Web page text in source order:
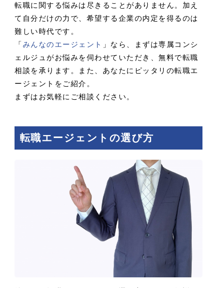
転職に関する悩みは尽きることがありません。加え
て自分だけの力で、希望する企業の内定を得るのは
難しい時代です。
「みんなのエージェント 」なら、まずは専属コンシ
ェルジュがお悩みを伺わせていただき、無料で転職
相談を承ります。また、あなたにピッタリの転職エ
ージェントをご紹介。
まずはお気軽にご相談ください。
転職エージェントの選び方